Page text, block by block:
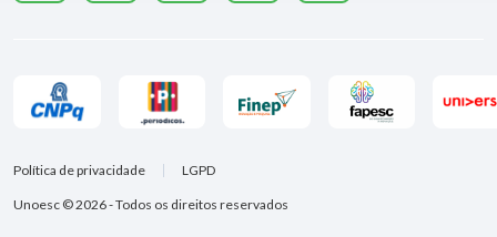
Unoesc © 2026 - Todos os direitos reservados
Política de privacidade LGPD